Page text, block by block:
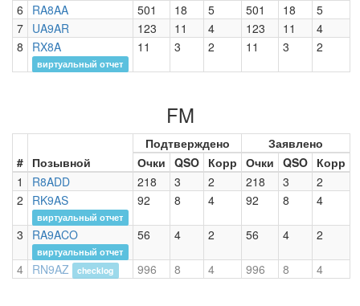
6
RA8AA 501 18 5 501 18
5
7 UA9AR 123 11 4 123 11
4
8
RX8A
виртуальный отчет
11 3 2 11 3 2
FM
# Позывной
Подтверждено
Заявлено
Очки QSO Корр Очки QSO Корр
1
R8ADD 218 3 2 218 3
2
2
RK9AS
виртуальный отчет
92 8 4 92 8 4
3 RA9ACO
виртуальный отчет
56 4 2 56 4 2
4 RN9AZ checklog 996 8 4 996 8 4